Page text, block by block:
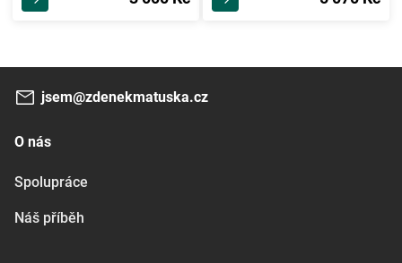
jsem@zdenekmatuska.cz
O nás
Spolupráce
Náš příběh